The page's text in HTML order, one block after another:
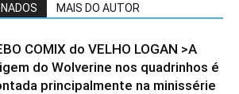
MAIS DO AUTOR
COMIX do VELHO LOGAN >A
do Wolverine nos quadrinhos é
principalmente na minissérie